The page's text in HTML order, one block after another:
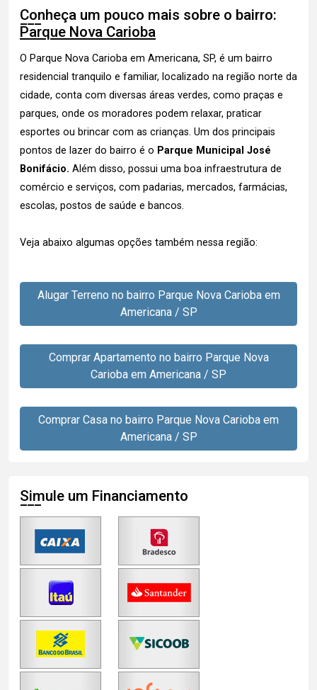
Conheça um pouco mais sobre o bairro:
Parque Nova Carioba
O Parque Nova Carioba em Americana, SP, é um bairro
residencial tranquilo e familiar, localizado na região norte da
cidade, conta com diversas áreas verdes, como praças e
parques, onde os moradores podem relaxar, praticar
esportes ou brincar com as crianças. Um dos principais
pontos de lazer do bairro é o Parque Municipal José
Bonifácio. Além disso, possui uma boa infraestrutura de
comércio e serviços, com padarias, mercados, farmácias,
escolas, postos de saúde e bancos.
Veja abaixo algumas opções também nessa região:
Alugar Terreno no bairro Parque Nova Carioba em
Americana / SP
Comprar Apartamento no bairro Parque Nova
Carioba em Americana / SP
Comprar Casa no bairro Parque Nova Carioba em
Americana / SP
Simule um Financiamento